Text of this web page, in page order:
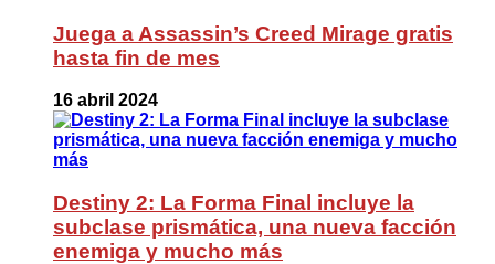
Juega a Assassin’s Creed Mirage gratis
hasta fin de mes
16 abril 2024
Destiny 2: La Forma Final incluye la
subclase prismática, una nueva facción
enemiga y mucho más